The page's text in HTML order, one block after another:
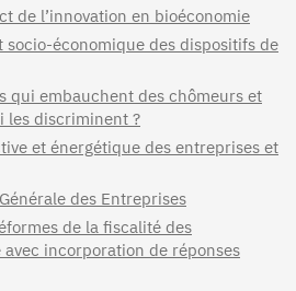
de l’innovation en bioéconomie
socio-économique des dispositifs de
qui embauchent des chômeurs et
les discriminent ?
et énergétique des entreprises et
des Entreprises
de la fiscalité des
incorporation de réponses